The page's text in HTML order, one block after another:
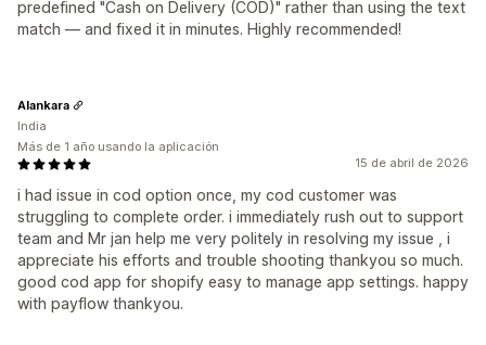
predefined "Cash on Delivery (COD)" rather than using the text
match — and fixed it in minutes. Highly recommended!
15 de abril de 2026
i had issue in cod option once, my cod customer was
struggling to complete order. i immediately rush out to support
team and Mr jan help me very politely in resolving my issue , i
appreciate his efforts and trouble shooting thankyou so much.
good cod app for shopify easy to manage app settings. happy
with payflow thankyou.
Alankara
India
Más de 1 año usando la aplicación